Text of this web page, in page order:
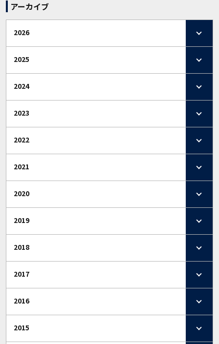
アーカイブ
2026
2025
2024
2023
2022
2021
2020
2019
2018
2017
2016
2015